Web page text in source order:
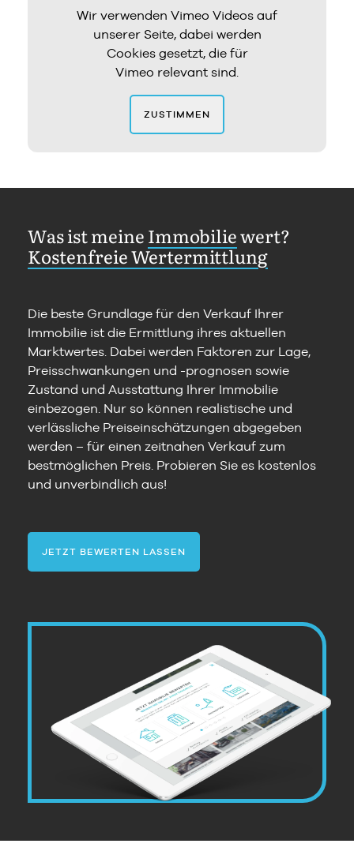
Wir verwenden Vimeo Videos auf
unserer Seite, dabei werden
Cookies gesetzt, die für
Vimeo relevant sind.
ZUSTIMMEN
Was ist meineImmobiliewert?
Kostenfreie Wertermittlung
Die beste Grundlage für den Verkauf Ihrer
Immobilie ist die Ermittlung ihres aktuellen
Marktwertes. Dabei werden Faktoren zur Lage,
Preisschwankungen und -prognosen sowie
Zustand und Ausstattung Ihrer Immobilie
einbezogen. Nur so können realistische und
verlässliche Preiseinschätzungen abgegeben
werden – für einen zeitnahen Verkauf zum
bestmöglichen Preis. Probieren Sie es kostenlos
und unverbindlich aus!
JETZT BEWERTEN LASSEN